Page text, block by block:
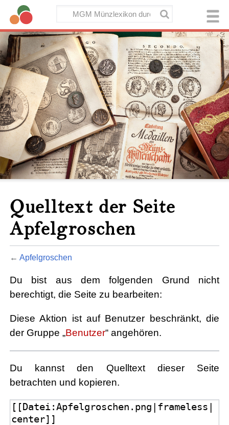
Quelltext der Seite
Apfelgroschen
←Apfelgroschen
Du bist aus dem folgenden Grund nicht
berechtigt, die Seite zu bearbeiten:
Diese Aktion ist auf Benutzer beschränkt, die
der Gruppe „Benutzer“ angehören.
Du kannst den Quelltext dieser Seite
betrachten und kopieren.